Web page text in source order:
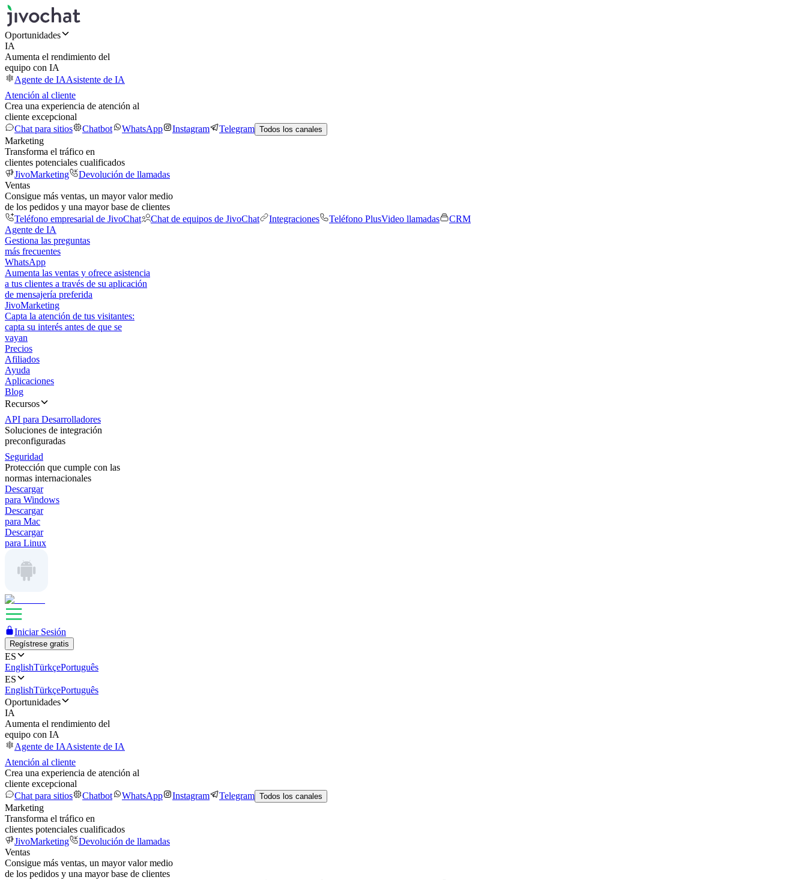
Oportunidades
IA
Aumenta el rendimiento del
equipo con IA
Agente de IAAsistente de IA
Atención al cliente
Crea una experiencia de atención al
cliente excepcional
Chat para sitios
Chatbot WhatsApp Instagram Telegram Todos los canales
Marketing
Transforma el tráfico en
clientes potenciales cualificados
JivoMarketing
Devolución de llamadas
Ventas
Consigue más ventas, un mayor valor medio
de los pedidos y una mayor base de clientes
Teléfono empresarial de JivoChat
Chat de equipos de JivoChat Integraciones Teléfono PlusVideo llamadas
CRM
Agente de IA
Gestiona las preguntas
más frecuentes
WhatsApp
Aumenta las ventas y ofrece asistencia
a tus clientes a través de su aplicación
de mensajería preferida
JivoMarketing
Capta la atención de tus visitantes:
capta su interés antes de que se
vayan
Precios
Afiliados
Ayuda
Aplicaciones
Blog
Recursos
API para Desarrolladores
Soluciones de integración
preconfiguradas
Seguridad
Protección que cumple con las
normas internacionales
Descargar
para Windows
Descargar
para Mac
Descargar
para Linux
Iniciar Sesión
Regístrese gratis
ES
EnglishTürkçePortuguês
ES
EnglishTürkçePortuguês
Oportunidades
IA
Aumenta el rendimiento del
equipo con IA
Agente de IAAsistente de IA
Atención al cliente
Crea una experiencia de atención al
cliente excepcional
Chat para sitios
Chatbot WhatsApp Instagram Telegram Todos los canales
Marketing
Transforma el tráfico en
clientes potenciales cualificados
JivoMarketing
Devolución de llamadas
Ventas
Consigue más ventas, un mayor valor medio
de los pedidos y una mayor base de clientes